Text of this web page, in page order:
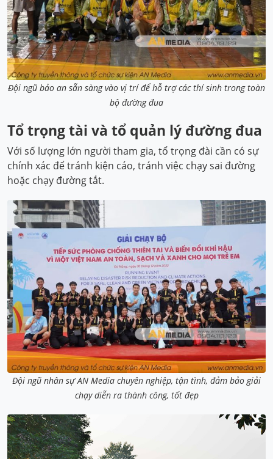
Đội ngũ bảo an sẵn sàng vào vị trí để hỗ trợ các thí sinh trong toàn
bộ đường đua
Tổ trọng tài và tổ quản lý đường đua
Với số lượng lớn người tham gia, tổ trọng đài cần có sự
chính xác để tránh kiện cáo, tránh việc chạy sai đường
hoặc chạy đường tắt.
Đội ngũ nhân sự AN Media chuyên nghiệp, tận tình, đảm bảo giải
chạy diễn ra thành công, tốt đẹp